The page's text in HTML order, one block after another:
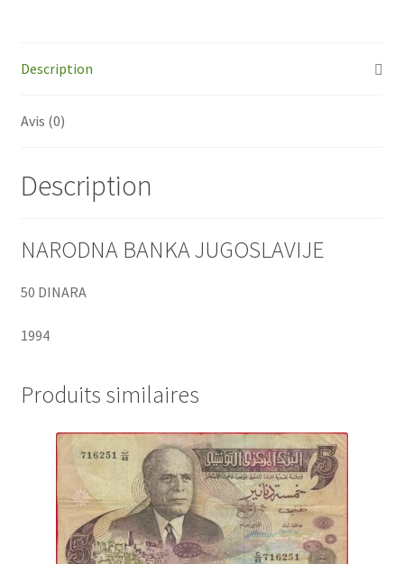
Description
Avis (0)
Description
NARODNA BANKA JUGOSLAVIJE
50 DINARA
1994
Produits similaires